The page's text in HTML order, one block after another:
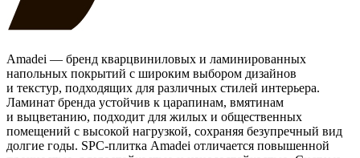
Amadei — бренд кварцвиниловых и ламинированных
напольных покрытий с широким выбором дизайнов
и текстур, подходящих для различных стилей интерьера.
Ламинат бренда устойчив к царапинам, вмятинам
и выцветанию, подходит для жилых и общественных
помещений с высокой нагрузкой, сохраняя безупречный вид
долгие годы. SPC-плитка Amadei отличается повышенной